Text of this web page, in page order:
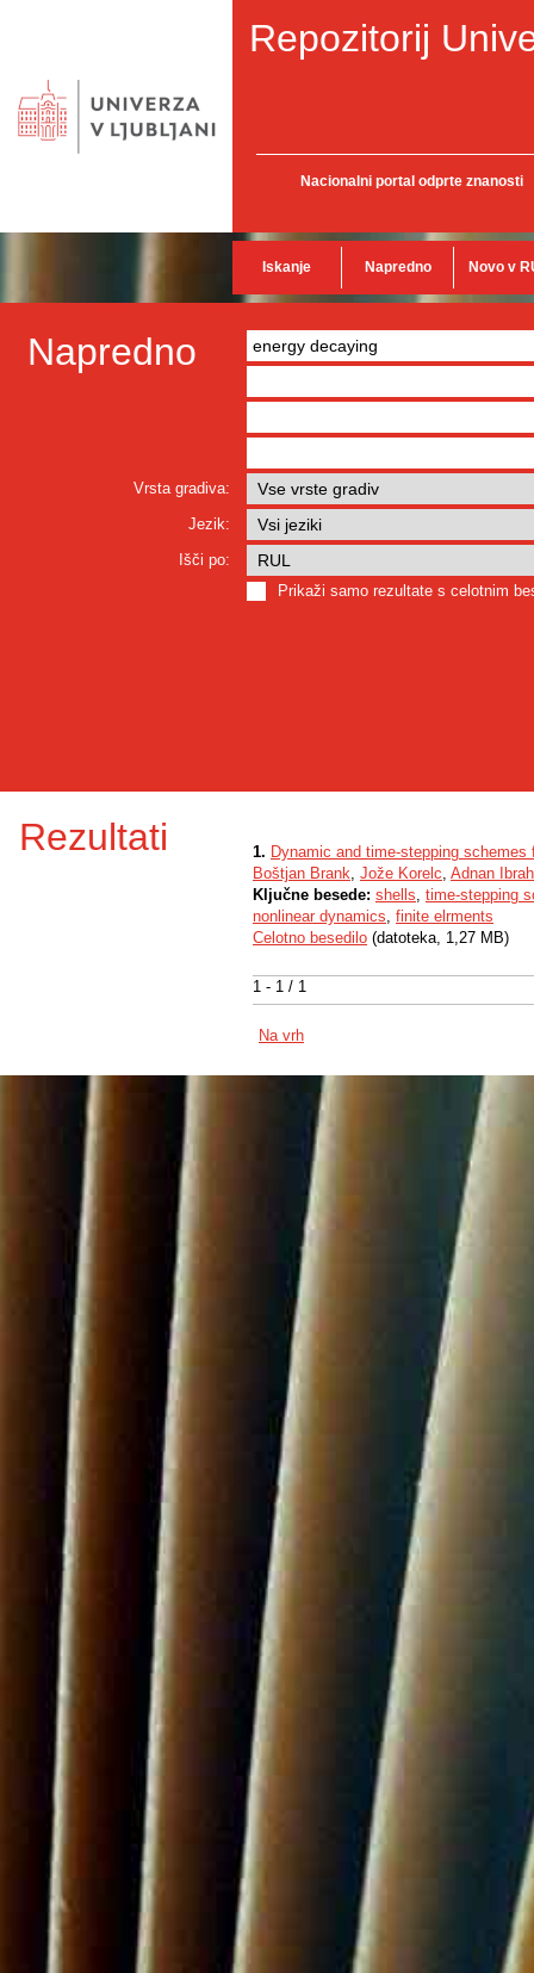
Repozitorij
Nacionalni portal odprte znanosti
Iskanje Napredno Novo v
Napredno
Vrsta gradiva:
Jezik:
Išči po:
Prikaži samo rezultate s celotnim
Rezultati
1 - 1 / 1
1. Dynamic and time-stepping
Boštjan Brank, Jože Korelc, Adnan
Ključne besede: shells, time-stepping
nonlinear dynamics, finite elrments
Celotno besedilo (datoteka, 1,27 MB)
Na vrh